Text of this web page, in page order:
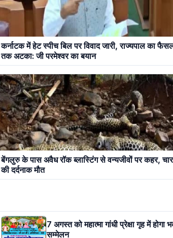
कर्नाटक में हेट स्पीच बिल पर विवाद जारी, राज्यपाल का
तक अटका: जी परमेश्वर का बयान
बेंगलुरु के पास अवैध रॉक ब्लास्टिंग से वन्यजीवों पर कहर,
की दर्दनाक मौत
7 अगस्त को महात्मा गांधी प्रेक्षा गृह में होगा
सम्मेलन